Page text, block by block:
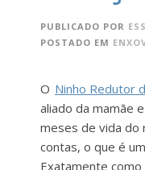
PUBLICADO POR
POSTADO EM
O Ninho Redutor
aliado da mamãe
meses de vida do
contas, o que é
Exatamente